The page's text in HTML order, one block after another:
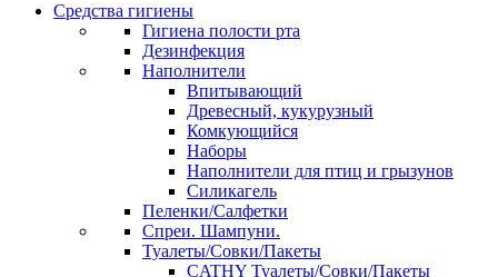
Средства гигиены
Гигиена полости рта
Дезинфекция
Наполнители
Впитывающий
Древесный, кукурузный
Комкующийся
Наборы
Наполнители для птиц и грызунов
Силикагель
Пеленки/Салфетки
Спреи. Шампуни.
Туалеты/Совки/Пакеты
CATHY Туалеты/Совки/Пакеты